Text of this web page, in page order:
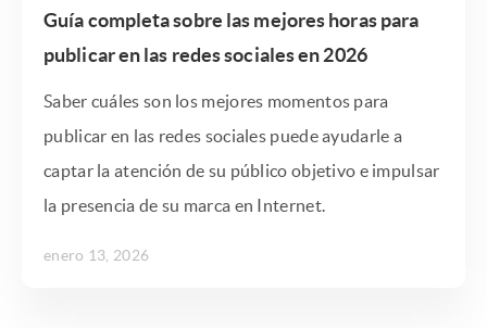
Guía completa sobre las mejores horas para
publicar en las redes sociales en 2026
Saber cuáles son los mejores momentos para
publicar en las redes sociales puede ayudarle a
captar la atención de su público objetivo e impulsar
la presencia de su marca en Internet.
enero 13, 2026